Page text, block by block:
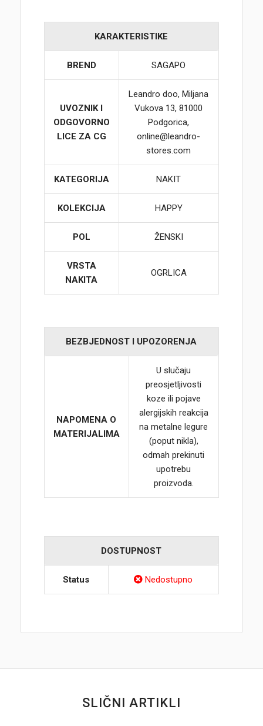
KARAKTERISTIKE
BREND SAGAPO
UVOZNIK I
ODGOVORNO
LICE ZA CG
Leandro doo, Miljana
Vukova 13, 81000
Podgorica,
online@leandro-
stores.com
KATEGORIJA NAKIT
KOLEKCIJA HAPPY
POL ŽENSKI
VRSTA
NAKITA
OGRLICA
BEZBJEDNOST I UPOZORENJA
NAPOMENA O
MATERIJALIMA
U slučaju
preosjetljivosti
koze ili pojave
alergijskih reakcija
na metalne legure
(poput nikla),
odmah prekinuti
upotrebu
proizvoda.
DOSTUPNOST
Status Nedostupno
SLIČNI ARTIKLI